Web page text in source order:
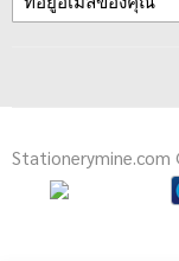
Stationerymine.com